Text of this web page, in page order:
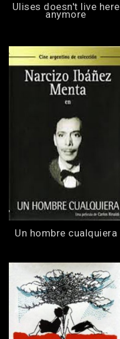
Ulises doesn't live here
anymore
Un hombre cualquiera